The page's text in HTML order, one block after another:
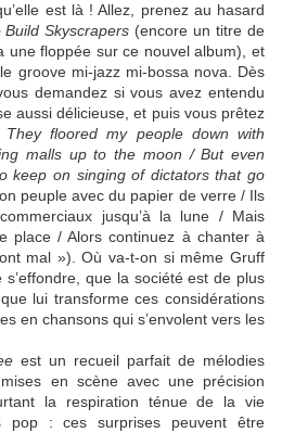
est là ! Allez, prenez au hasard
Skyscrapers (encore un titre de
une floppée sur ce nouvel album), et
groove mi-jazz mi-bossa nova. Dès
demandez si vous avez entendu
aussi délicieuse, et puis vous prêtez
They floored my people down with
malls up to the moon / But even
keep on singing of dictators that go
peuple avec du papier de verre / Ils
jusqu’à la lune / Mais
place / Alors continuez à chanter à
mal »). Où va-t-on si même Gruff
que la société est de plus
lui transforme ces considérations
en chansons qui s’envolent vers les
est un recueil parfait de mélodies
en scène avec une précision
la respiration ténue de la vie
pop : ces surprises peuvent être